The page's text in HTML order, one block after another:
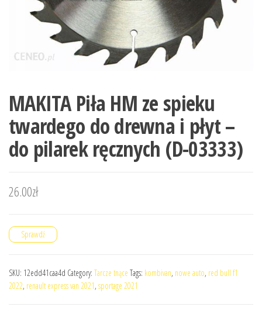
MAKITA Piła HM ze spieku
twardego do drewna i płyt –
do pilarek ręcznych (D-03333)
26.00zł
Sprawdź
SKU: 12edd41caa4d Category: Tarcze tnące Tags: kombivan, nowe auto, red bull f1
2022, renault express van 2021, sportage 2021